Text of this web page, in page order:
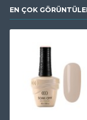
EN ÇOK